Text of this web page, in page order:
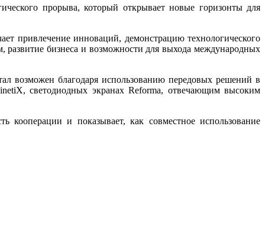
прорыва, который открывает новые горизонты для
привлечение инноваций, демонстрацию технологического
бизнеса и возможности для выхода международных
возможен благодаря использованию передовых решений в
светодиодных экранах Reforma, отвечающим высоким
кооперации и показывает, как совместное использование